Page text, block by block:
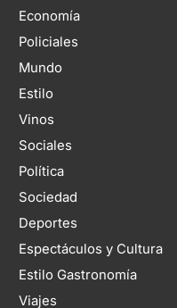
Economía
Policiales
Mundo
Estilo
Vinos
Sociales
Política
Sociedad
Deportes
Espectáculos y Cultura
Estilo Gastronomía
Viajes